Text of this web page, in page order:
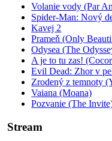
Volanie vody (Par
Spider-Man: Nový
Kavej 2
Prameň (Only
Odysea (The
A je to tu zas!
Evil Dead: Zhor v
Zrodený z temnoty
Vaiana (Moana)
Pozvanie (The
Stream